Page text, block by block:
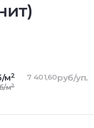
м2
м2
7 401,60руб/уп.